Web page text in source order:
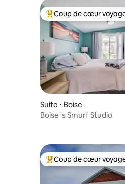
Coups de cœur
Coup de cœur
Suite ⋅ Boise
Boise 's Smurf Studio
Coups de cœur
Coup de cœur